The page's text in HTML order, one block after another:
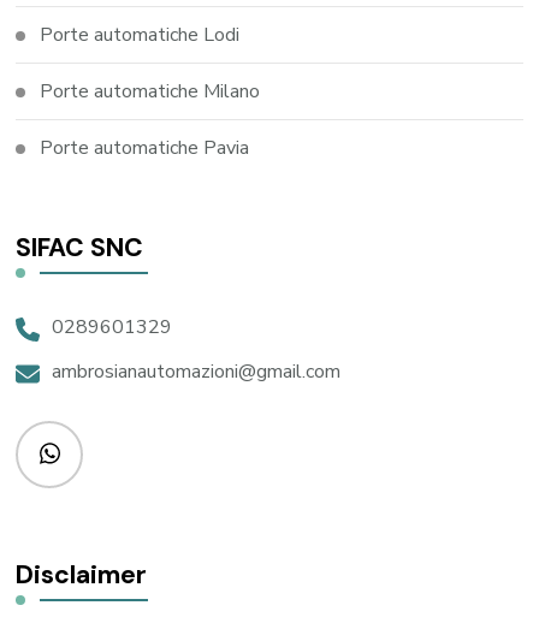
Porte automatiche Lodi
Porte automatiche Milano
Porte automatiche Pavia
SIFAC SNC
0289601329
ambrosianautomazioni@gmail.com
Disclaimer